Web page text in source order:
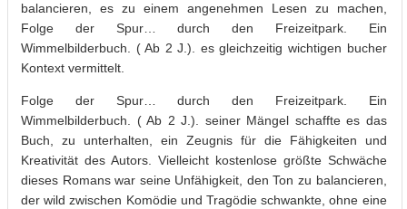
balancieren, es zu einem angenehmen Lesen zu machen,
Folge der Spur… durch den Freizeitpark. Ein
Wimmelbilderbuch. ( Ab 2 J.). es gleichzeitig wichtigen bucher
Kontext vermittelt.
Folge der Spur… durch den Freizeitpark. Ein
Wimmelbilderbuch. ( Ab 2 J.). seiner Mängel schaffte es das
Buch, zu unterhalten, ein Zeugnis für die Fähigkeiten und
Kreativität des Autors. Vielleicht kostenlose größte Schwäche
dieses Romans war seine Unfähigkeit, den Ton zu balancieren,
der wild zwischen Komödie und Tragödie schwankte, ohne eine